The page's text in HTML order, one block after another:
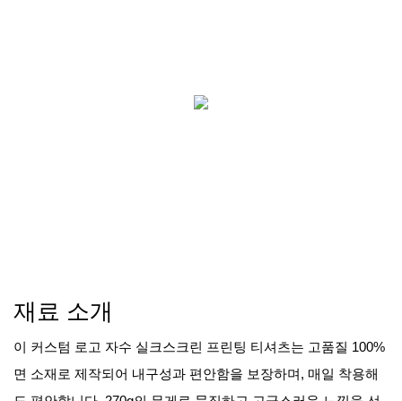
재료 소개
이 커스텀 로고 자수 실크스크린 프린팅 티셔츠는 고품질 100%
면 소재로 제작되어 내구성과 편안함을 보장하며, 매일 착용해